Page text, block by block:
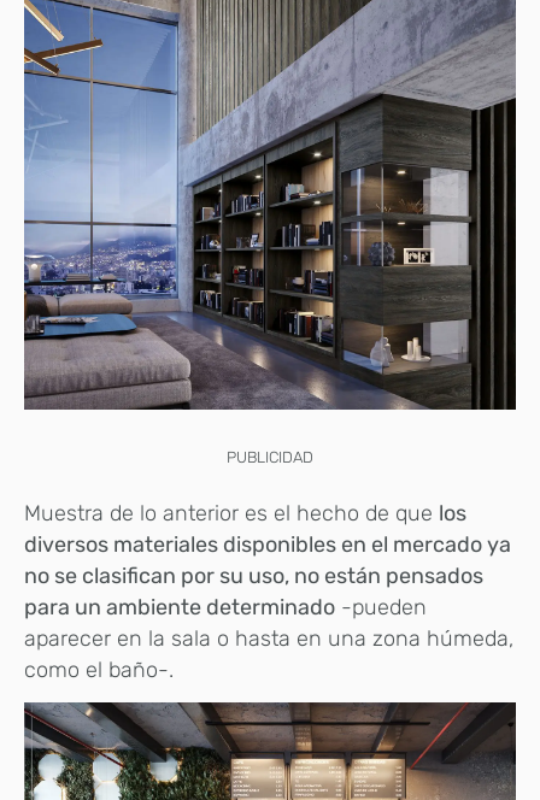
PUBLICIDAD
Muestra de lo anterior es el hecho de que los
diversos materiales disponibles en el mercado ya
no se clasifican por su uso, no están pensados
para un ambiente determinado -pueden
aparecer en la sala o hasta en una zona húmeda,
como el baño-.